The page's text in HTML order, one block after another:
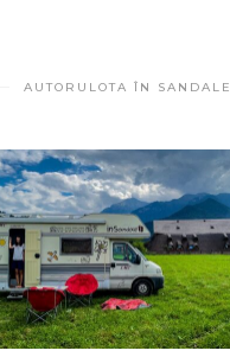
AUTORULOTA ÎN SANDALE